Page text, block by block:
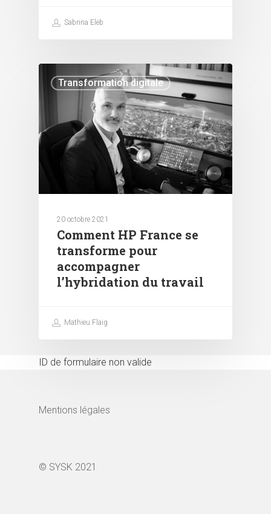
Sabrina Eleb
Transformation digitale
20 octobre 2021
Comment HP France se
transforme pour
accompagner
l’hybridation du travail
Mathieu Flaig
ID de formulaire non valide
Mentions légales
© SYSK 2021